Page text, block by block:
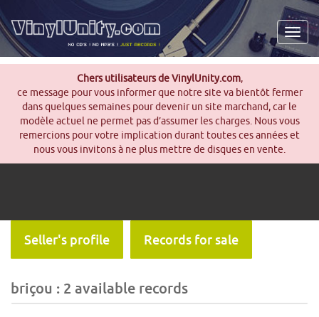
Chers utilisateurs de VinylUnity.com,
ce message pour vous informer que notre site va bientôt fermer
dans quelques semaines pour devenir un site marchand, car le
modèle actuel ne permet pas d’assumer les charges. Nous vous
remercions pour votre implication durant toutes ces années et
nous vous invitons à ne plus mettre de disques en vente.
Seller's profile Records for sale
briçou : 2 available records